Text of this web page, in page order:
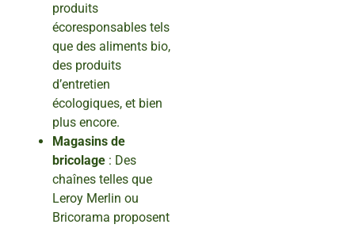
produits
écoresponsables tels
que des aliments bio,
des produits
d’entretien
écologiques, et bien
plus encore.
Magasins de
bricolage : Des
chaînes telles que
Leroy Merlin ou
Bricorama proposent